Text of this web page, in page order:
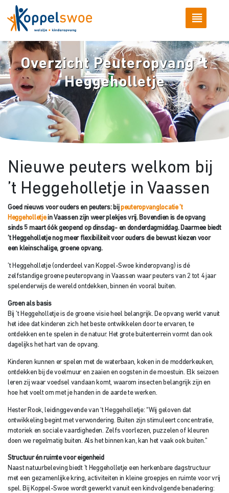
Overzicht Peuteropvang 't
Heggeholletje
Nieuwe peuters welkom bij
’t Heggeholletje in Vaassen
Goed nieuws voor ouders en peuters: bijpeuteropvanglocatie ’t
Heggeholletjein Vaassen zijn weer plekjes vrij. Bovendien is de opvang
sinds 5 maart óók geopend op dinsdag- en donderdagmiddag. Daarmee biedt
’t Heggeholletje nog meer flexibiliteit voor ouders die bewust kiezen voor
een kleinschalige, groene opvang.
’t Heggeholletje (onderdeel van Koppel-Swoe kinderopvang) is dé
zelfstandige groene peuteropvang in Vaassen waar peuters van 2 tot 4 jaar
spelenderwijs de wereld ontdekken, binnen én vooral buiten.
Groen als basis
Bij ’t Heggeholletje is de groene visie heel belangrijk. De opvang werkt vanuit
het idee dat kinderen zich het beste ontwikkelen door te ervaren, te
ontdekken en te spelen in de natuur. Het grote buitenterrein vormt dan ook
dagelijks het hart van de opvang.
Kinderen kunnen er spelen met de waterbaan, koken in de modderkeuken,
ontdekken bij de voelmuur en zaaien en oogsten in de moestuin. Elk seizoen
leren zij waar voedsel vandaan komt, waarom insecten belangrijk zijn en
hoe het voelt om met je handen in de aarde te werken.
Hester Rook, leidinggevende van ‘t Heggeholletje: “Wij geloven dat
ontwikkeling begint met verwondering. Buiten zijn stimuleert concentratie,
motoriek en sociale vaardigheden. Zelfs voorlezen, puzzelen of kleuren
doen we regelmatig buiten. Als het binnen kan, kan het vaak ook buiten.”
Structuur én ruimte voor eigenheid
Naast natuurbeleving biedt ’t Heggeholletje een herkenbare dagstructuur
met een gezamenlijke kring, activiteiten in kleine groepjes en ruimte voor vrij
spel. Bij Koppel-Swoe wordt gewerkt vanuit een kindvolgende benadering: